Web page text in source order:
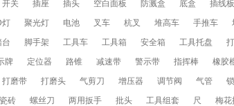
开关 插座 插头 空白面板 防溅盒 底盒 插线板
灯 聚光灯 电池 叉车 杭叉 堆高车 手推车
台 脚手架 工具车 工具箱 安全箱 工具托盘
牌 定位器 路锥 减速带 警示带 指挥棒 橡胶
打磨带 打磨头 气剪刀 增压器 调节阀 气管 锁
瓷砖 螺丝刀 两用扳手 批头 工具组套 尺 梅花